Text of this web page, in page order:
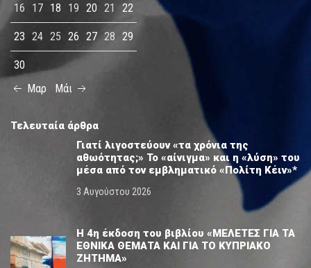
16 17 18 19 20 21 22
23 24 25 26 27 28 29
30
Μαρ
Μάι
Τελευταία άρθρα
Γιατί λιγοστεύουν «τα χρόνια της
αθωότητας;» Το «αίνιγμα» και η «λύση» του
μέσα από τον εμβληματικό «Πολίτη Κέιν»*
3 Αυγούστου 2026
Η 4η έκδοση του βιβλίου «ΜΕΛΕΤΕΣ ΓΙΑ ΤΑ
ΕΘΝΙΚΑ ΘΕΜΑΤΑ ΚΑΙ ΓΙΑ ΤΟ ΚΥΠΡΙΑΚΟ
ΖΗΤΗΜΑ»